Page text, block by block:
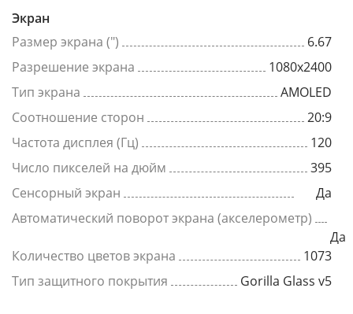
Экран
Размер экрана (")
6.67
Разрешение экрана
1080x2400
Тип экрана
AMOLED
Соотношение сторон
20:9
Частота дисплея (Гц)
120
Число пикселей на дюйм
395
Сенсорный экран
Да
Автоматический поворот экрана (акселерометр)
Да
Количество цветов экрана
1073
Тип защитного покрытия
Gorilla Glass v5